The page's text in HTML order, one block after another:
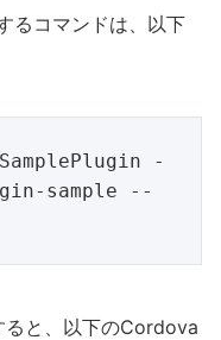
るコマンドは、以下
-
sample --
ると、以下のCordova